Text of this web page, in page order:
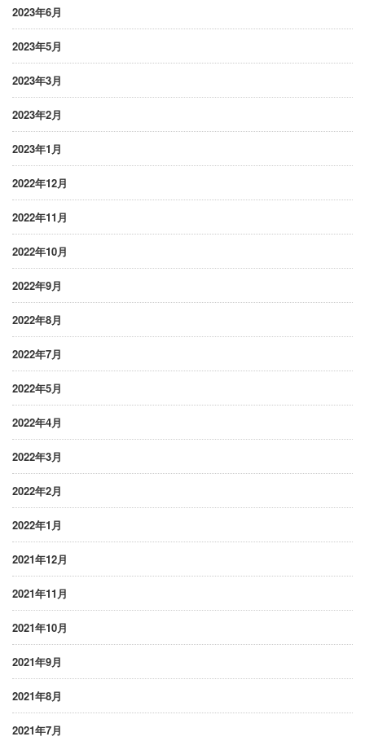
2023年6月
2023年5月
2023年3月
2023年2月
2023年1月
2022年12月
2022年11月
2022年10月
2022年9月
2022年8月
2022年7月
2022年5月
2022年4月
2022年3月
2022年2月
2022年1月
2021年12月
2021年11月
2021年10月
2021年9月
2021年8月
2021年7月